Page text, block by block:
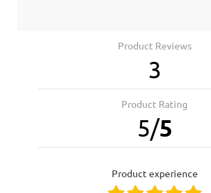
Product Reviews
3
Product Rating
5/5
product experience